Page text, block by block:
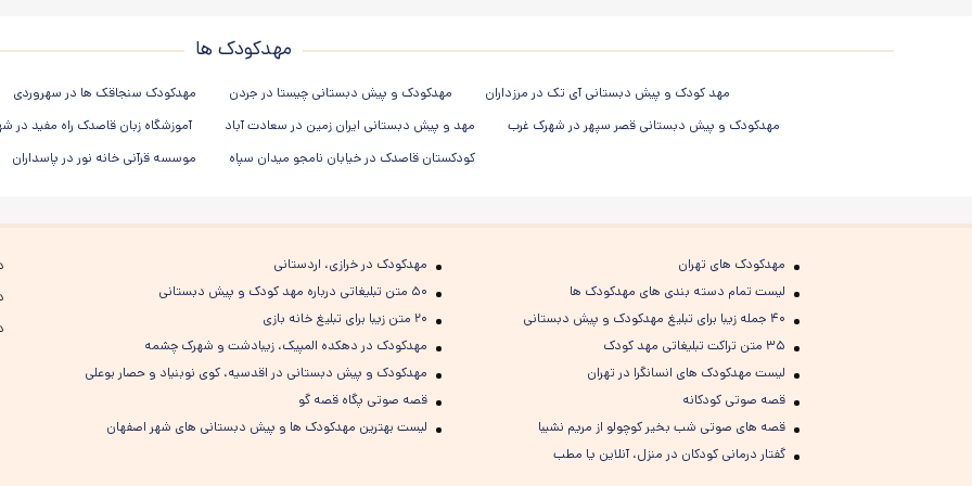
مهدکودک ها
مهد کودک و پیش دبستانی آی تک در مرزداران مهدکودک و پیش دبستانی چیستا در جردن مهدکودک سنجاقک ها در سهروردی
مهدکودک و پیش دبستانی قصر سپهر در شهرک غرب
مهد و پیش دبستانی ایران زمین در سعادت آباد آموزشگاه زبان قاصدک راه مفید در
کودکستان قاصدک در خیابان نامجو میدان سپاه
موسسه قرآنی خانه نور در پاسداران
مهدکودک های تهران
مهدکودک در خرازی، اردستانی
لیست تمام دسته بندی های مهدکودک ها
۵۰ متن تبلیغاتی درباره مهد کودک و پیش دبستانی
۴۰ جمله زیبا برای تبلیغ مهدکودک و پیش دبستانی
۲۰ متن زیبا برای تبلیغ خانه بازی
۳۵ متن تراکت تبلیغاتی مهد کودک
مهدکودک در دهکده المپیک، زیبادشت و شهرک چشمه
لیست مهدکودک های انسانگرا در تهران
مهدکودک و پیش دبستانی در اقدسیه، کوی نوبنیاد و حصار بوعلی
قصه صوتی کودکانه
قصه صوتی پگاه قصه گو
قصه های صوتی شب بخیر کوچولو از مریم نشیبا
لیست بهترین مهدکودک ها و پیش دبستانی های شهر اصفهان
گفتار درمانی کودکان در منزل، آنلاین یا مطب